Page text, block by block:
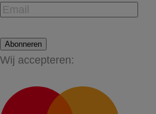
Abonneren
Wij accepteren: